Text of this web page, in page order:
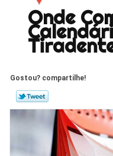
Onde
Gostou? compartilhe!